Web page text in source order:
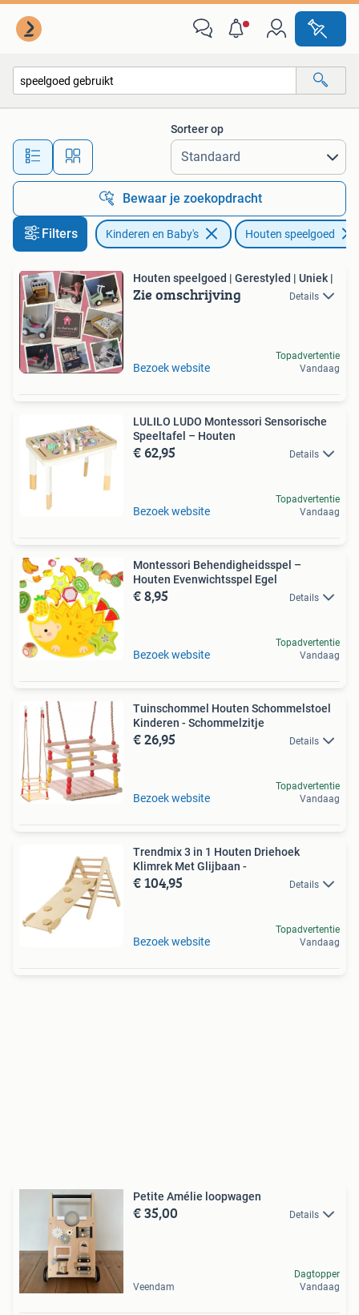
Alle afstanden…
Sorteer op
Bewaar je zoekopdracht
Filters Kinderen en Baby's Houten speelgoed
Houten speelgoed | Gerestyled | Uniek |
Zie omschrijving Details
Bezoek website
Topadvertentie
Vandaag
LULILO LUDO Montessori Sensorische
Speeltafel – Houten
€ 62,95 Details
Bezoek website
Topadvertentie
Vandaag
Montessori Behendigheidsspel –
Houten Evenwichtsspel Egel
€ 8,95 Details
Bezoek website
Topadvertentie
Vandaag
Tuinschommel Houten Schommelstoel
Kinderen - Schommelzitje
€ 26,95 Details
Bezoek website
Topadvertentie
Vandaag
Trendmix 3 in 1 Houten Driehoek
Klimrek Met Glijbaan -
€ 104,95 Details
Bezoek website
Topadvertentie
Vandaag
Petite Amélie loopwagen
€ 35,00 Details
Veendam
Dagtopper
Vandaag